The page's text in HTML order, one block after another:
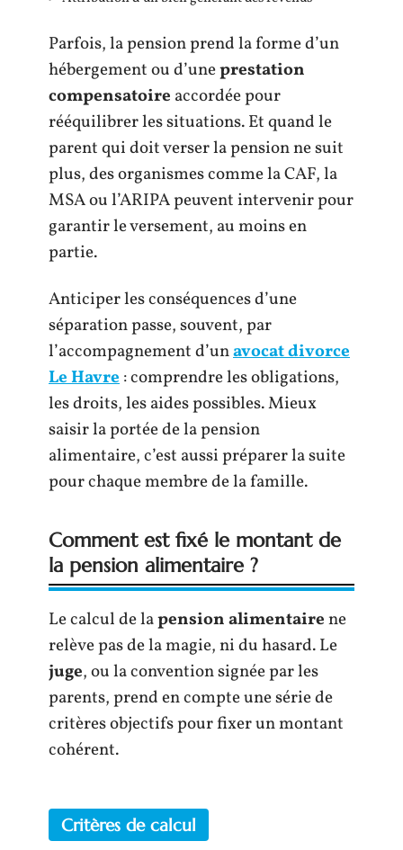
Parfois, la pension prend la forme d’un
hébergement ou d’uneprestation
compensatoire accordée pour
rééquilibrer les situations. Et quand le
parent qui doit verser la pension ne suit
plus, des organismes comme la CAF, la
MSA ou l’ARIPA peuvent intervenir pour
garantir le versement, au moins en
partie.
Anticiper les conséquences d’une
séparation passe, souvent, par
l’accompagnement d’unavocat divorce
Le Havre: comprendre les obligations,
les droits, les aides possibles. Mieux
saisir la portée de la pension
alimentaire, c’est aussi préparer la suite
pour chaque membre de la famille.
Comment est fixé le montant de
la pension alimentaire ?
Le calcul de lapension alimentairene
relève pas de la magie, ni du hasard. Le
juge, ou la convention signée par les
parents, prend en compte une série de
critères objectifs pour fixer un montant
cohérent.
Critères de calcul